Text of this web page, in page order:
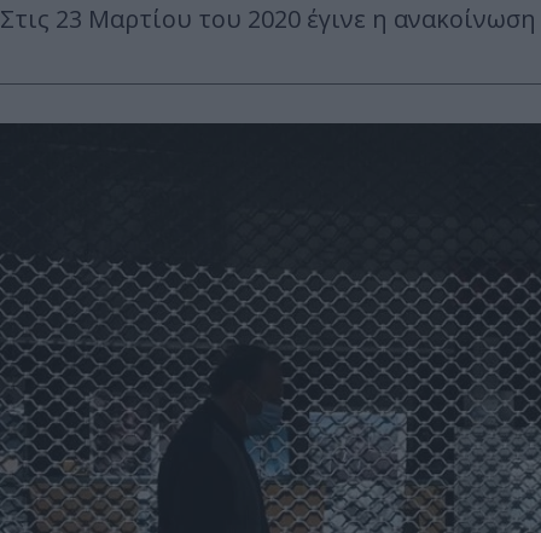
Στις 23 Μαρτίου του 2020 έγινε η